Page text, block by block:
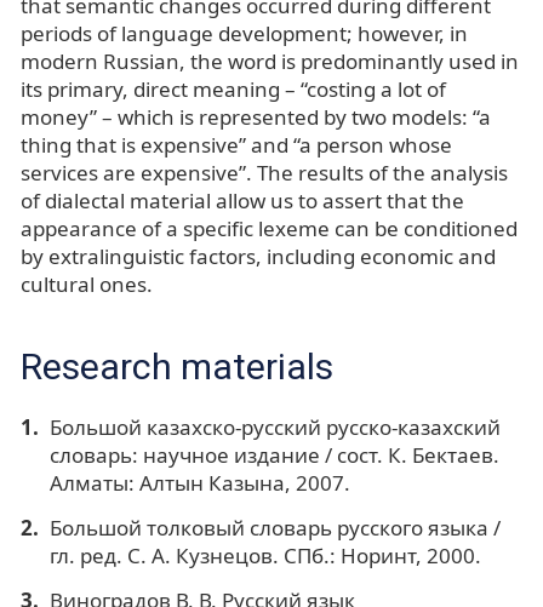
periods of language development; however, in
modern Russian, the word is predominantly used in
its primary, direct meaning – “costing a lot of
money” – which is represented by two models: “a
thing that is expensive” and “a person whose
services are expensive”. The results of the analysis
of dialectal material allow us to assert that the
appearance of a specific lexeme can be conditioned
by extralinguistic factors, including economic and
cultural ones.
Research materials
Большой казахско-русский русско-казахский
словарь: научное издание / сост. К. Бектаев.
Алматы: Алтын Казына, 2007.
Большой толковый словарь русского языка /
гл. ред. С. А. Кузнецов. СПб.: Норинт, 2000.
Виноградов В. В. Русский язык